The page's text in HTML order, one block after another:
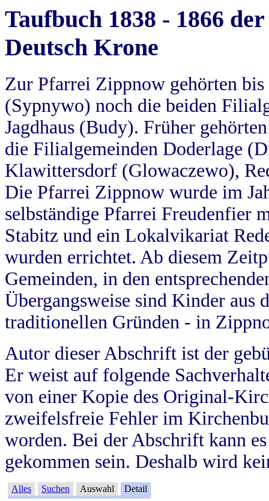
Taufbuch 1838 - 1866
Deutsch Krone
Zur Pfarrei Zippnow gehörten
(Sypnywo) noch die beiden
Jagdhaus (Budy). Früher
die Filialgemeinden Doderlage
Klawittersdorf (Glowaczewo),
Die Pfarrei Zippnow wurde im
selbständige Pfarrei Freudenfier
Stabitz und ein Lokalvikariat
wurden errichtet. Ab diesem
Gemeinden, in den
Übergangsweise sind Kinder aus
traditionellen Gründen - in
Autor dieser Abschrift ist der
Er weist auf folgende
von einer Kopie des Original-
zweifelsfreie Fehler im
worden. Bei der Abschrift kann
gekommen sein. Deshalb wird
Alles Suchen Auswahl Detail